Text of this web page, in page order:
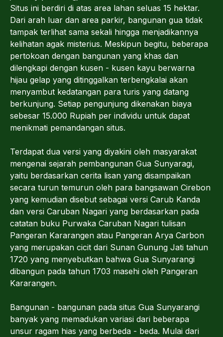
Situs ini berdiri di atas area lahan seluas 15 hektar.
Dari arah luar dan area parkir, bangunan gua tidak
tampak terlihat sama sekali hingga menjadikannya
kelihatan agak misterius. Meskipun begitu, beberapa
pertokoan dengan bangunan yang khas dan
dilengkapi dengan kusen - kusen kayu berwarna
hijau gelap yang ditinggalkan terbengkalai akan
menyambut kedatangan para turis yang datang
berkunjung. Setiap pengunjung dikenakan biaya
sebesar 15.000 Rupiah per individu untuk dapat
menikmati pemandangan situs.
Terdapat dua versi yang diyakini oleh masyarakat
mengenai sejarah pembangunan Gua Sunyaragi,
yaitu berdasarkan cerita lisan yang disampaikan
secara turun temurun oleh para bangsawan Cirebon
yang kemudian disebut sebagai versi Carub Kanda
dan versi Caruban Nagari yang berdasarkan pada
catatan buku Purwaka Caruban Nagari tulisan
Pangeran Kararangen atau Pangeran Arya Carbon
yang merupakan cicit dari Sunan Gunung Jati tahun
1720 yang menyebutkan bahwa Gua Sunyarangi
dibangun pada tahun 1703 masehi oleh Pangeran
Kararangen.
Bangunan - bangunan pada situs Gua Sunyarangi
banyak yang memadukan variasi dari beberapa
unsur ragam hias yang berbeda - beda. Mulai dari